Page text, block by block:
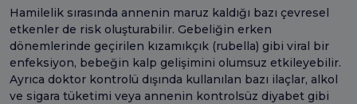
Hamilelik sırasında annenin maruz kaldığı bazı çevresel
etkenler de risk oluşturabilir. Gebeliğin erken
dönemlerinde geçirilen kızamıkçık (rubella) gibi viral bir
enfeksiyon, bebeğin kalp gelişimini olumsuz etkileyebilir.
Ayrıca doktor kontrolü dışında kullanılan bazı ilaçlar, alkol
ve sigara tüketimi veya annenin kontrolsüz diyabet gibi